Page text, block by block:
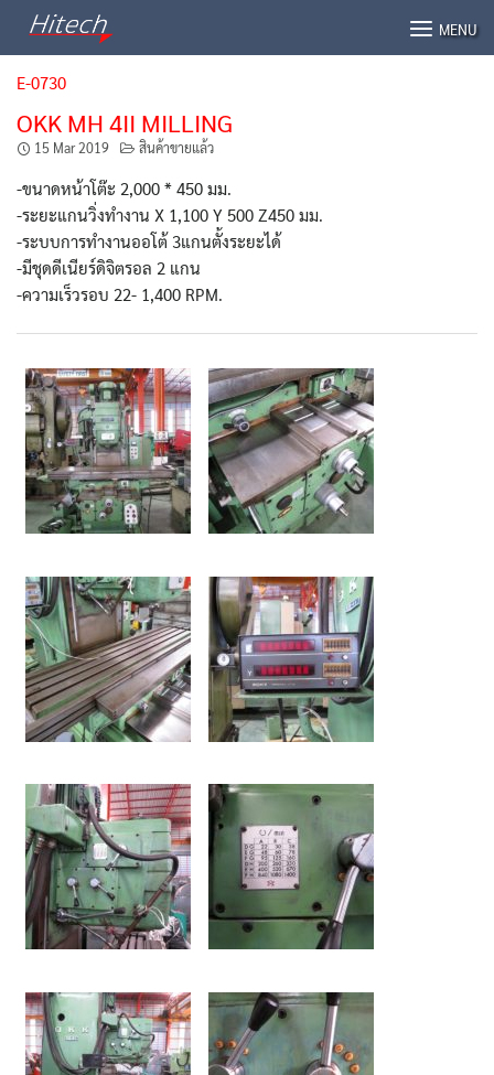
MENU
E-0730
OKK MH 4II MILLING
15 Mar 2019 สินค้าขายแล้ว
-ขนาดหน้าโต๊ะ 2,000 * 450 มม.
-ระยะแกนวิ่งทำงาน X 1,100 Y 500 Z450 มม.
-ระบบการทำงานออโต้ 3แกนตั้งระยะได้
-มีชุดดีเนียร์ดิจิตรอล 2 แกน
-ความเร็วรอบ 22- 1,400 RPM.